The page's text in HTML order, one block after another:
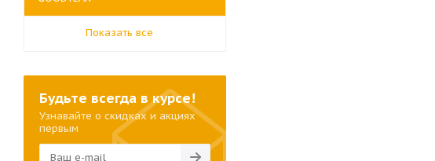
Показать все
Будьте всегда в курсе!
Узнавайте о скидках и акциях
первым